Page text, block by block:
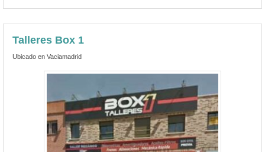
Talleres Box 1
Ubicado en Vaciamadrid